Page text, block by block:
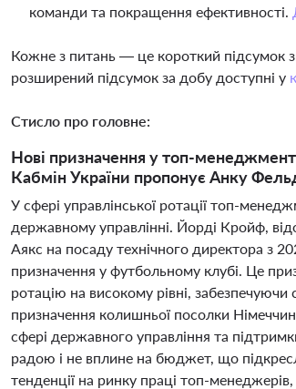
команди та покращення ефективності.
Кожне з питань — це короткий підсумок
розширений підсумок за добу доступні у
Стисло про головне:
Нові призначення у топ-
Кабмін України пропонує Анку
У сфері управлінської ротації топ-
державному управлінні. Йорді Кройф,
Аякс на посаду технічного директора з
призначення у футбольному клубі. Це
ротацію на високому рівні, забезпечуючи
призначення колишньої посолки
сфері державного управління та
радою і не вплине на бюджет, що
тенденції на ринку праці топ-